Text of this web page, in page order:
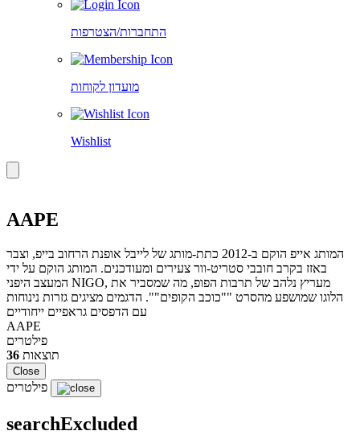
התחברות/הצטרפות
מועדון לקוחות
Wishlist
AAPE
המותג אייפ הוקם ב-2012 כתת-מותג של לייבל אופנת הרחוב בייפ, וצבר
באזז בקרב חובבי סטריט-וור צעירים ומעודכנים. המותג הוקם על ידי
המעצב היפני NIGO, מעריץ נלהב של תרבות הפופ, מה שמסביר את
הלוגו שמושפע מהסרט ""כוכב הקופים"". הדגמים מציגים גזרות נינוחות
עם הדפסים גראפיים ייחודיים
AAPE
פילטרים
36 תוצאות
Close
searchExcluded